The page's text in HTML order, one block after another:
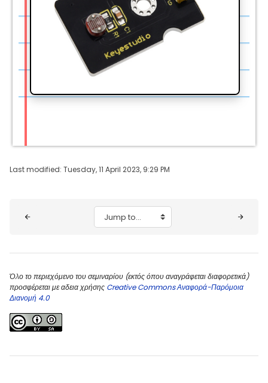
Last modified: Tuesday, 11 April 2023, 9:29 PM
Jump to...
Όλο το περιεχόμενο του σεμιναρίου (εκτός όπου αναγράφεται διαφορετικά)
προσφέρεται με αδεια χρήσης Creative Commons Αναφορά-Παρόμοια
Διανομή 4.0